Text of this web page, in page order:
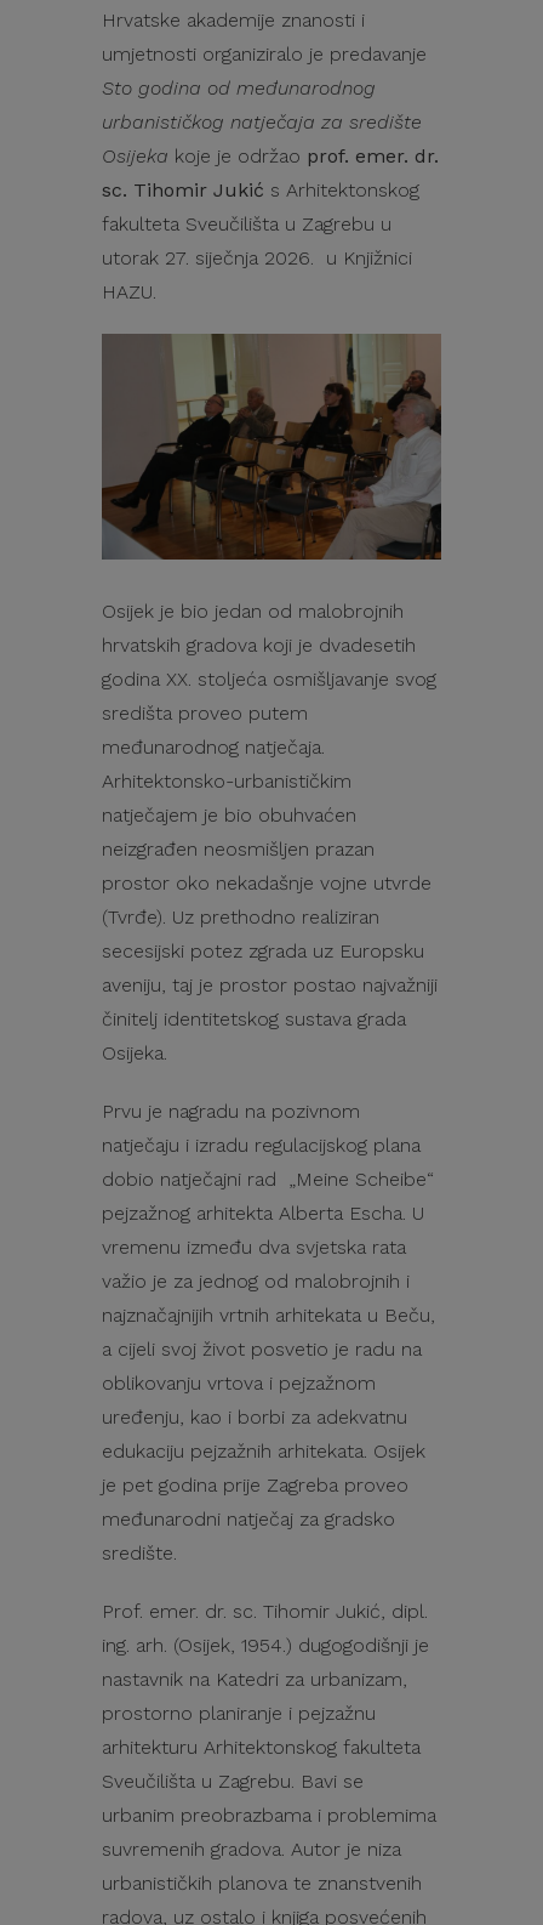
Hrvatske akademije znanosti i
umjetnosti organiziralo je predavanje
Sto godina od međunarodnog
urbanističkog natječaja za središte
Osijeka koje je održao prof. emer. dr.
sc. Tihomir Jukić s Arhitektonskog
fakulteta Sveučilišta u Zagrebu u
utorak 27. siječnja 2026. u Knjižnici
HAZU.
Osijek je bio jedan od malobrojnih
hrvatskih gradova koji je dvadesetih
godina XX. stoljeća osmišljavanje svog
središta proveo putem
međunarodnog natječaja.
Arhitektonsko-urbanističkim
natječajem je bio obuhvaćen
neizgrađen neosmišljen prazan
prostor oko nekadašnje vojne utvrde
(Tvrđe). Uz prethodno realiziran
secesijski potez zgrada uz Europsku
aveniju, taj je prostor postao najvažniji
činitelj identitetskog sustava grada
Osijeka.
Prvu je nagradu na pozivnom
natječaju i izradu regulacijskog plana
dobio natječajni rad „Meine Scheibe“
pejzažnog arhitekta Alberta Escha. U
vremenu između dva svjetska rata
važio je za jednog od malobrojnih i
najznačajnijih vrtnih arhitekata u Beču,
a cijeli svoj život posvetio je radu na
oblikovanju vrtova i pejzažnom
uređenju, kao i borbi za adekvatnu
edukaciju pejzažnih arhitekata. Osijek
je pet godina prije Zagreba proveo
međunarodni natječaj za gradsko
središte.
Prof. emer. dr. sc. Tihomir Jukić, dipl.
ing. arh. (Osijek, 1954.) dugogodišnji je
nastavnik na Katedri za urbanizam,
prostorno planiranje i pejzažnu
arhitekturu Arhitektonskog fakulteta
Sveučilišta u Zagrebu. Bavi se
urbanim preobrazbama i problemima
suvremenih gradova. Autor je niza
urbanističkih planova te znanstvenih
radova, uz ostalo i knjiga posvećenih